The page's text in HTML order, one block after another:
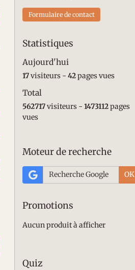
Formulaire de contact
Statistiques
Aujourd'hui
17visiteurs -42pages vues
Total
562717visiteurs -1473112pages
vues
Moteur de recherche
OK
Promotions
Aucun produit à afficher
Quiz